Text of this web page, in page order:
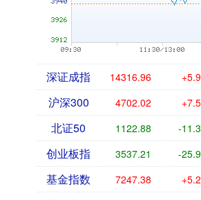
深证成指 14316.96
沪深300 4702.02
北证50 1122.88 -
创业板指 3537.21 -
基金指数 7247.38